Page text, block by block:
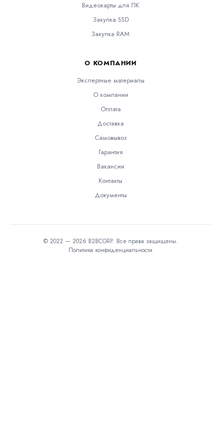
Видеокарты для ПК
Закупка SSD
Закупка RAM
О КОМПАНИИ
Экспертные материалы
О компании
Оплата
Доставка
Самовывоз
Гарантия
Вакансии
Контакты
Документы
© 2022 — 2026 B2BCORP. Все права защищены.
Политика конфиденциальности